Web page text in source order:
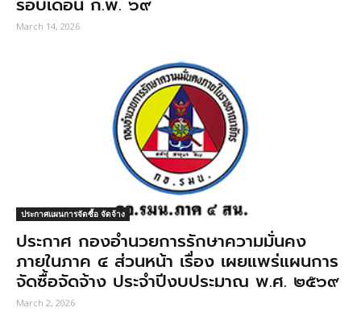
รอบเดือน ก.พ. ๖๙
March 14, 2026
ประกาศแผนการจัดซื้อ จัดจ้าง
ประกาศ กองอํานวยการรักษาความมั่นคง
ภายในภาค ๔ ส่วนหน้า เรื่อง เผยแพร่แผนการ
จัดซื้อจัดจ้าง ประจําปีงบประมาณ พ.ศ. ๒๕๖๙
March 2, 2026